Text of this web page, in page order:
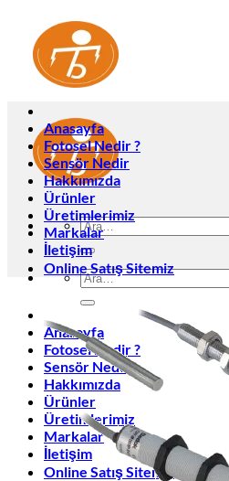
Ara:
Ara:
Anasayfa
Fotosel Nedir ?
Sensör Nedir
Hakkımızda
Ürünler
Üretimlerimiz
Markalar
İletişim
Online Satış Sitemiz
Anasayfa
Fotosel Nedir ?
Sensör Nedir
Hakkımızda
Ürünler
Üretimlerimiz
Markalar
İletişim
Online Satış Sitemiz